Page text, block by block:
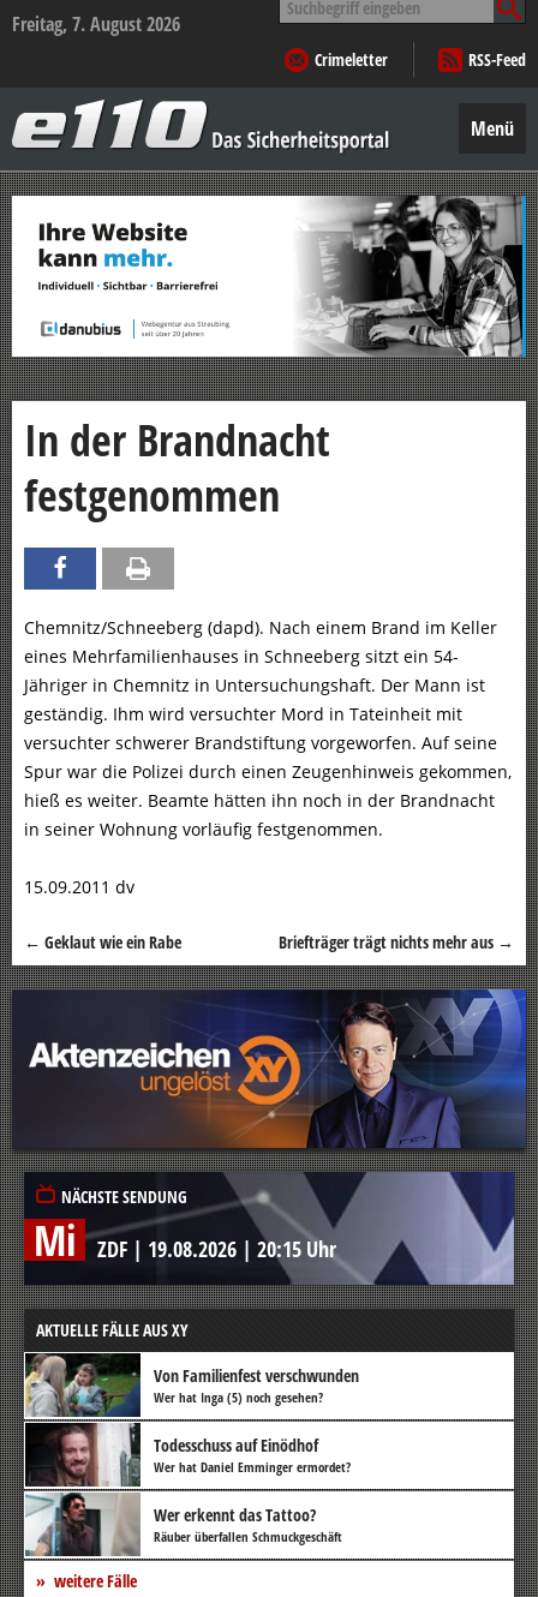
Freitag, 7. August 2026
nach:
Crimeletter
RSS-Feed
–
Das
Sicherheitsportal
Menü
Zum
Inhalt
springen
In der Brandnacht
festgenommen
Chemnitz/Schneeberg (dapd). Nach einem Brand im Keller
eines Mehrfamilienhauses in Schneeberg sitzt ein 54-
Jähriger in Chemnitz in Untersuchungshaft. Der Mann ist
geständig. Ihm wird versuchter Mord in Tateinheit mit
versuchter schwerer Brandstiftung vorgeworfen. Auf seine
Spur war die Polizei durch einen Zeugenhinweis gekommen,
hieß es weiter. Beamte hätten ihn noch in der Brandnacht
in seiner Wohnung vorläufig festgenommen.
15.09.2011 dv
Beitragsnavigation
← Geklaut wie ein Rabe Briefträger trägt nichts mehr aus →
NÄCHSTE SENDUNG
Mi ZDF | 19.08.2026 | 20:15 Uhr
AKTUELLE FÄLLE AUS XY
Von Familienfest verschwunden
Wer hat Inga (5) noch gesehen?
Todesschuss auf Einödhof
Wer hat Daniel Emminger ermordet?
Wer erkennt das Tattoo?
Räuber überfallen Schmuckgeschäft
weitere Fälle